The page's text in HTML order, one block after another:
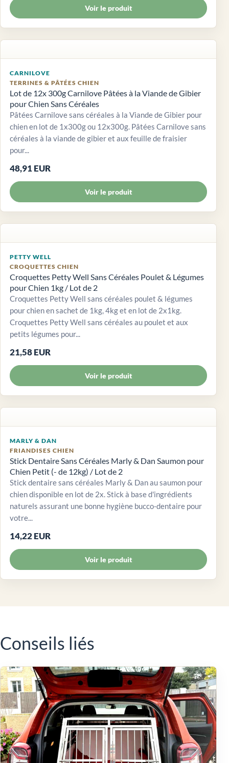
Voir le produit
CARNILOVE
TERRINES & PÂTÉES CHIEN
Lot de 12x 300g Carnilove Pâtées à la Viande de Gibier
pour Chien Sans Céréales
Pâtées Carnilove sans céréales à la Viande de Gibier pour
chien en lot de 1x300g ou 12x300g. Pâtées Carnilove sans
céréales à la viande de gibier et aux feuille de fraisier
pour...
48,91 EUR
Voir le produit
PETTY WELL
CROQUETTES CHIEN
Croquettes Petty Well Sans Céréales Poulet & Légumes
pour Chien 1kg / Lot de 2
Croquettes Petty Well sans céréales poulet & légumes
pour chien en sachet de 1kg, 4kg et en lot de 2x1kg.
Croquettes Petty Well sans céréales au poulet et aux
petits légumes pour...
21,58 EUR
Voir le produit
MARLY & DAN
FRIANDISES CHIEN
Stick Dentaire Sans Céréales Marly & Dan Saumon pour
Chien Petit (- de 12kg) / Lot de 2
Stick dentaire sans céréales Marly & Dan au saumon pour
chien disponible en lot de 2x. Stick à base d'ingrédients
naturels assurant une bonne hygiène bucco-dentaire pour
votre...
14,22 EUR
Voir le produit
Conseils liés